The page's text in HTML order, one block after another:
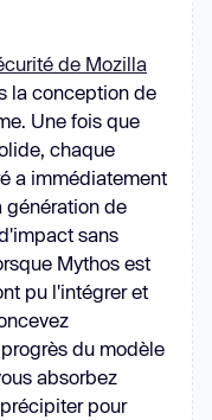
de Mozilla
la conception de
Une fois que
chaque
a immédiatement
génération de
sans
Mythos est
pu l'intégrer et
du modèle
absorbez
pour